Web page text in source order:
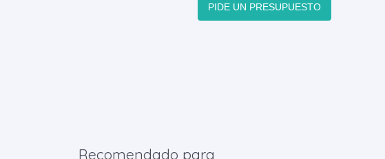
PIDE UN PRESUPUESTO
Recomendado para